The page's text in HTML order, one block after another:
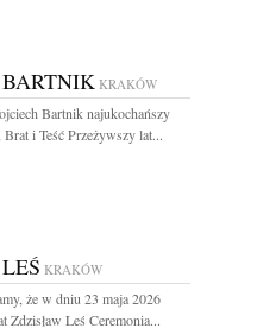
KRAKÓW
Bartnik najukochańszy
i Teść Przeżywszy lat...
KRAKÓW
że w dniu 23 maja 2026
Zdzisław Leś Ceremonia...